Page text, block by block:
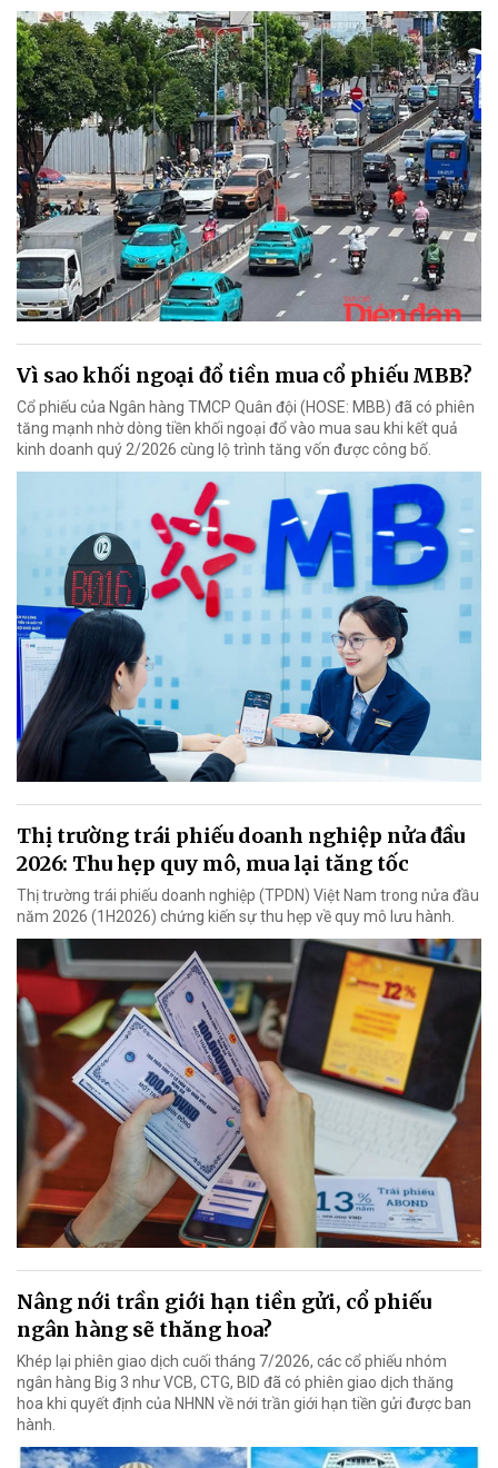
Vì sao khối ngoại đổ tiền mua cổ phiếu MBB?
Cổ phiếu của Ngân hàng TMCP Quân đội (HOSE: MBB) đã có phiên
tăng mạnh nhờ dòng tiền khối ngoại đổ vào mua sau khi kết quả
kinh doanh quý 2/2026 cùng lộ trình tăng vốn được công bố.
Thị trường trái phiếu doanh nghiệp nửa đầu
2026: Thu hẹp quy mô, mua lại tăng tốc
Thị trường trái phiếu doanh nghiệp (TPDN) Việt Nam trong nửa đầu
năm 2026 (1H2026) chứng kiến sự thu hẹp về quy mô lưu hành.
Nâng nới trần giới hạn tiền gửi, cổ phiếu
ngân hàng sẽ thăng hoa?
Khép lại phiên giao dịch cuối tháng 7/2026, các cổ phiếu nhóm
ngân hàng Big 3 như VCB, CTG, BID đã có phiên giao dịch thăng
hoa khi quyết định của NHNN về nới trần giới hạn tiền gửi được ban
hành.